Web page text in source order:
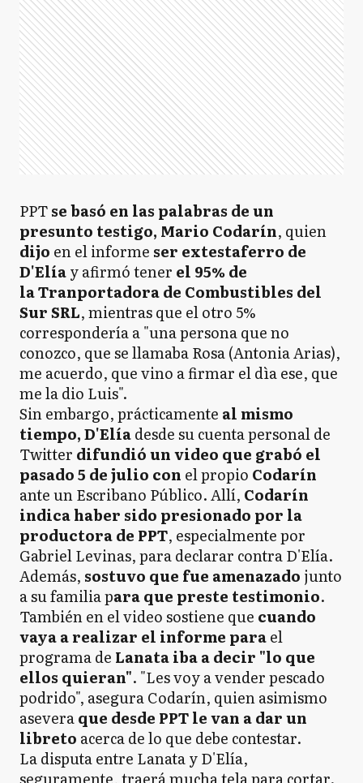
PPTse basó en las palabras de un
presunto testigo, Mario Codarín, quien
dijo en el informe ser extestaferro de
D'Elíay afirmó tener el 95% de
la Tranportadora de Combustibles del
Sur SRL, mientras que el otro 5%
correspondería a "una persona que no
conozco, que se llamaba Rosa (Antonia Arias),
me acuerdo, que vino a firmar el dìa ese, que
me la dio Luis".
Sin embargo, prácticamente al mismo
tiempo, D'Elíadesde su cuenta personal de
Twitter difundió un video que grabó el
pasado 5 de julio con el propio Codarín
ante un Escribano Público. Allí, Codarín
indica haber sido presionado por la
productora de PPT, especialmente por
Gabriel Levinas, para declarar contra D'Elía.
Además, sostuvo que fue amenazado junto
a su familia para que preste testimonio.
También en el video sostiene que cuando
vaya a realizar el informe parael
programa de Lanata iba a decir "lo que
ellos quieran". "Les voy a vender pescado
podrido", asegura Codarín, quien asimismo
aseveraque desde PPT le van a dar un
libreto acerca de lo que debe contestar.
La disputa entre Lanata y D'Elía,
seguramente, traerá mucha tela para cortar.